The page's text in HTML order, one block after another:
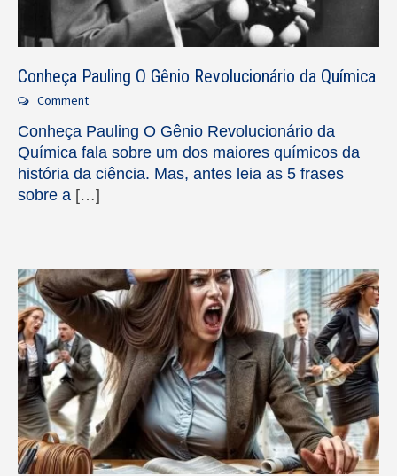
Conheça Pauling O Gênio Revolucionário da Química
Comment
Conheça Pauling O Gênio Revolucionário da
Química fala sobre um dos maiores químicos da
história da ciência. Mas, antes leia as 5 frases
sobre a […]